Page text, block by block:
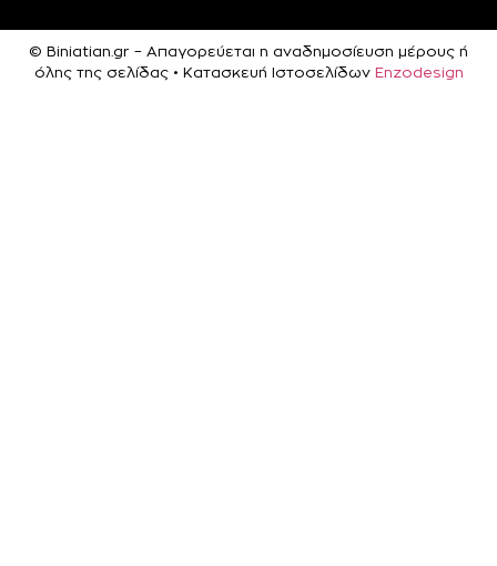
© Biniatian.gr – Απαγορεύεται η αναδημοσίευση μέρους ή
όλης της σελίδας • Κατασκευή Ιστοσελίδων Enzodesign